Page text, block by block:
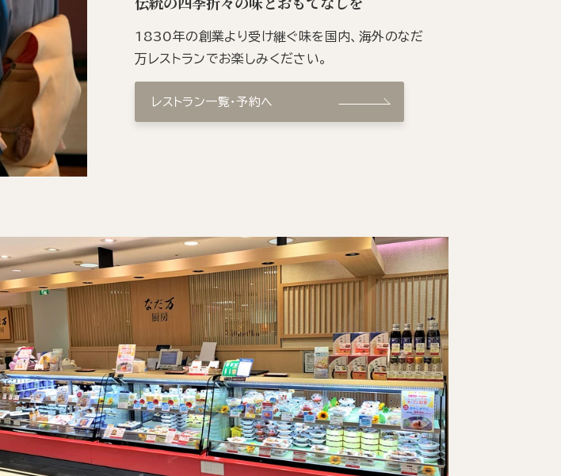
1830年の創業より受け継ぐ味を国内、海外のなだ
万レストランでお楽しみください。
レストラン一覧・予約へ